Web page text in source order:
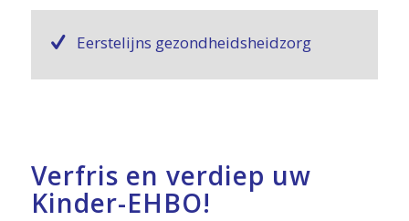
Eerstelijns gezondheidsheidzorg
Verfris en verdiep uw
Kinder-EHBO!